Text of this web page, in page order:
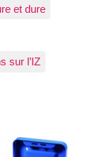
et dure
sur l’IZ